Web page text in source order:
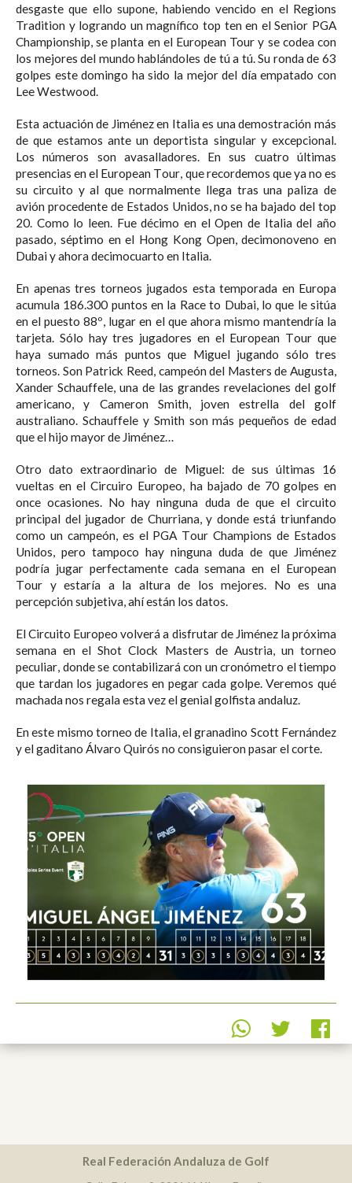
desgaste que ello supone, habiendo vencido en el Regions
Tradition y logrando un magnífico top ten en el Senior PGA
Championship, se planta en el European Tour y se codea con
los mejores del mundo hablándoles de tú a tú. Su ronda de 63
golpes este domingo ha sido la mejor del día empatado con
Lee Westwood.
Esta actuación de Jiménez en Italia es una demostración más
de que estamos ante un deportista singular y excepcional.
Los números son avasalladores. En sus cuatro últimas
presencias en el European Tour, que recordemos que ya no es
su circuito y al que normalmente llega tras una paliza de
avión procedente de Estados Unidos, no se ha bajado del top
20. Como lo leen. Fue décimo en el Open de Italia del año
pasado, séptimo en el Hong Kong Open, decimonoveno en
Dubai y ahora decimocuarto en Italia.
En apenas tres torneos jugados esta temporada en Europa
acumula 186.300 puntos en la Race to Dubai, lo que le sitúa
en el puesto 88º, lugar en el que ahora mismo mantendría la
tarjeta. Sólo hay tres jugadores en el European Tour que
haya sumado más puntos que Miguel jugando sólo tres
torneos. Son Patrick Reed, campeón del Masters de Augusta,
Xander Schauffele, una de las grandes revelaciones del golf
americano, y Cameron Smith, joven estrella del golf
australiano. Schauffele y Smith son más pequeños de edad
que el hijo mayor de Jiménez…
Otro dato extraordinario de Miguel: de sus últimas 16
vueltas en el Circuiro Europeo, ha bajado de 70 golpes en
once ocasiones. No hay ninguna duda de que el circuito
principal del jugador de Churriana, y donde está triunfando
como un campeón, es el PGA Tour Champions de Estados
Unidos, pero tampoco hay ninguna duda de que Jiménez
podría jugar perfectamente cada semana en el European
Tour y estaría a la altura de los mejores. No es una
percepción subjetiva, ahí están los datos.
El Circuito Europeo volverá a disfrutar de Jiménez la próxima
semana en el Shot Clock Masters de Austria, un torneo
peculiar, donde se contabilizará con un cronómetro el tiempo
que tardan los jugadores en pegar cada golpe. Veremos qué
machada nos regala esta vez el genial golfista andaluz.
En este mismo torneo de Italia, el granadino Scott Fernández
y el gaditano Álvaro Quirós no consiguieron pasar el corte.
Real Federación Andaluza de Golf